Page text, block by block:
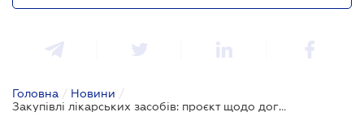
Головна / Новини /
Закупівлі лікарських засобів: проєкт щодо договорів керованого доступу пройшов перше читання